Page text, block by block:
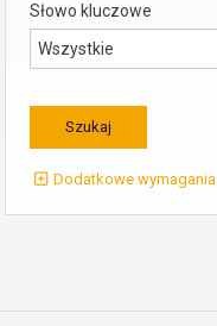
Słowo kluczowe
Dodatkowe wymagania